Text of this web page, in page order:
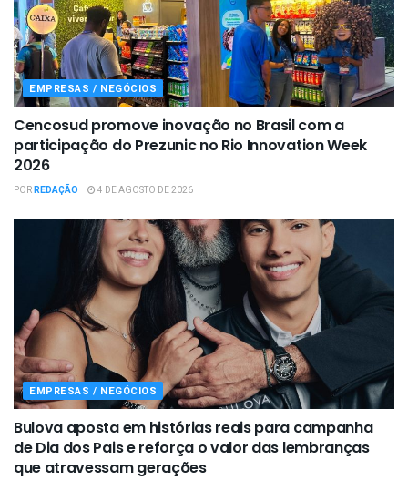
EMPRESAS / NEGÓCIOS
Cencosud promove inovação no Brasil com a
participação do Prezunic no Rio Innovation Week
2026
PORREDAÇÃO 4 DE AGOSTO DE 2026
EMPRESAS / NEGÓCIOS
Bulova aposta em histórias reais para campanha
de Dia dos Pais e reforça o valor das lembranças
que atravessam gerações